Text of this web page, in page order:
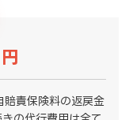
円
賠責保険料の返戻金